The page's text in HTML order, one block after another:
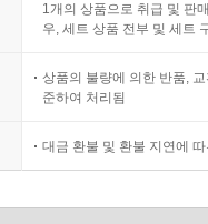
1개의 상품으로 취급 및 판
우, 세트 상품 전부 및 세트
상품의 불량에 의한 반품,
준하여 처리됨
대금 환불 및 환불 지연에